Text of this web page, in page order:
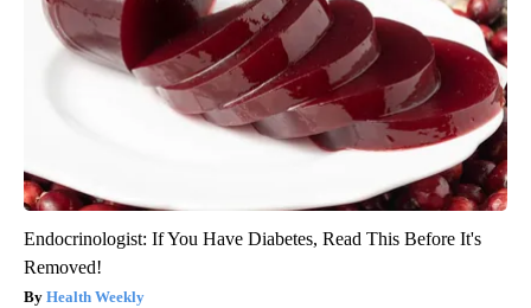
Endocrinologist: If You Have Diabetes, Read This Before It's
Removed!
Health Weekly